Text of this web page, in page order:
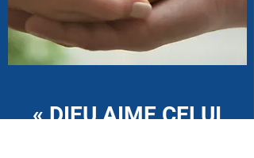
« DIEU AIME CELUI